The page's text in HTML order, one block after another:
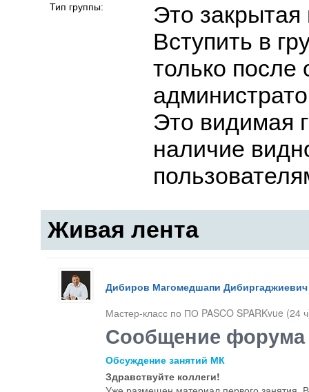
Тип группы:
Это закрытая
Вступить в
только после
Это видимая
наличие
Живая лента
Дибиров Магомедшапи Дибиргаджиевич
Мастер-класс по ПО PASCO SPARKvue (24
Сообщение форума
Обсуждение занятий МК
Здравствуйте коллеги!